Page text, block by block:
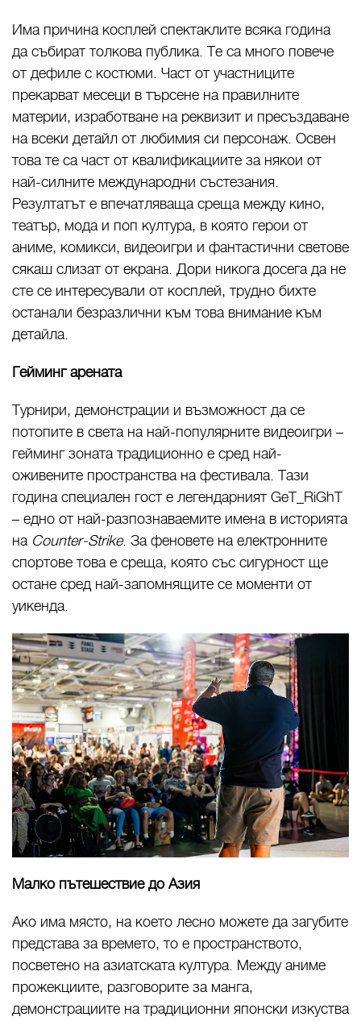
Има причина косплей спектаклите всяка година
да събират толкова публика. Те са много повече
от дефиле с костюми. Част от участниците
прекарват месеци в търсене на правилните
материи, изработване на реквизит и пресъздаване
на всеки детайл от любимия си персонаж. Освен
това те са част от квалификациите за някои от
най-силните международни състезания.
Резултатът е впечатляваща среща между кино,
театър, мода и поп култура, в която герои от
аниме, комикси, видеоигри и фантастични светове
сякаш слизат от екрана. Дори никога досега да не
сте се интересували от косплей, трудно бихте
останали безразлични към това внимание към
детайла.
Гейминг арената
Турнири, демонстрации и възможност да се
потопите в света на най-популярните видеоигри –
гейминг зоната традиционно е сред най-
оживените пространства на фестивала. Тази
година специален гост е легендарният GeT_RiGhT
– едно от най-разпознаваемите имена в историята
на Counter-Strike. За феновете на електронните
спортове това е среща, която със сигурност ще
остане сред най-запомнящите се моменти от
уикенда.
Малко пътешествие до Азия
Ако има място, на което лесно можете да загубите
представа за времето, то е пространството,
посветено на азиатската култура. Между аниме
прожекциите, разговорите за манга,
демонстрациите на традиционни японски изкуства